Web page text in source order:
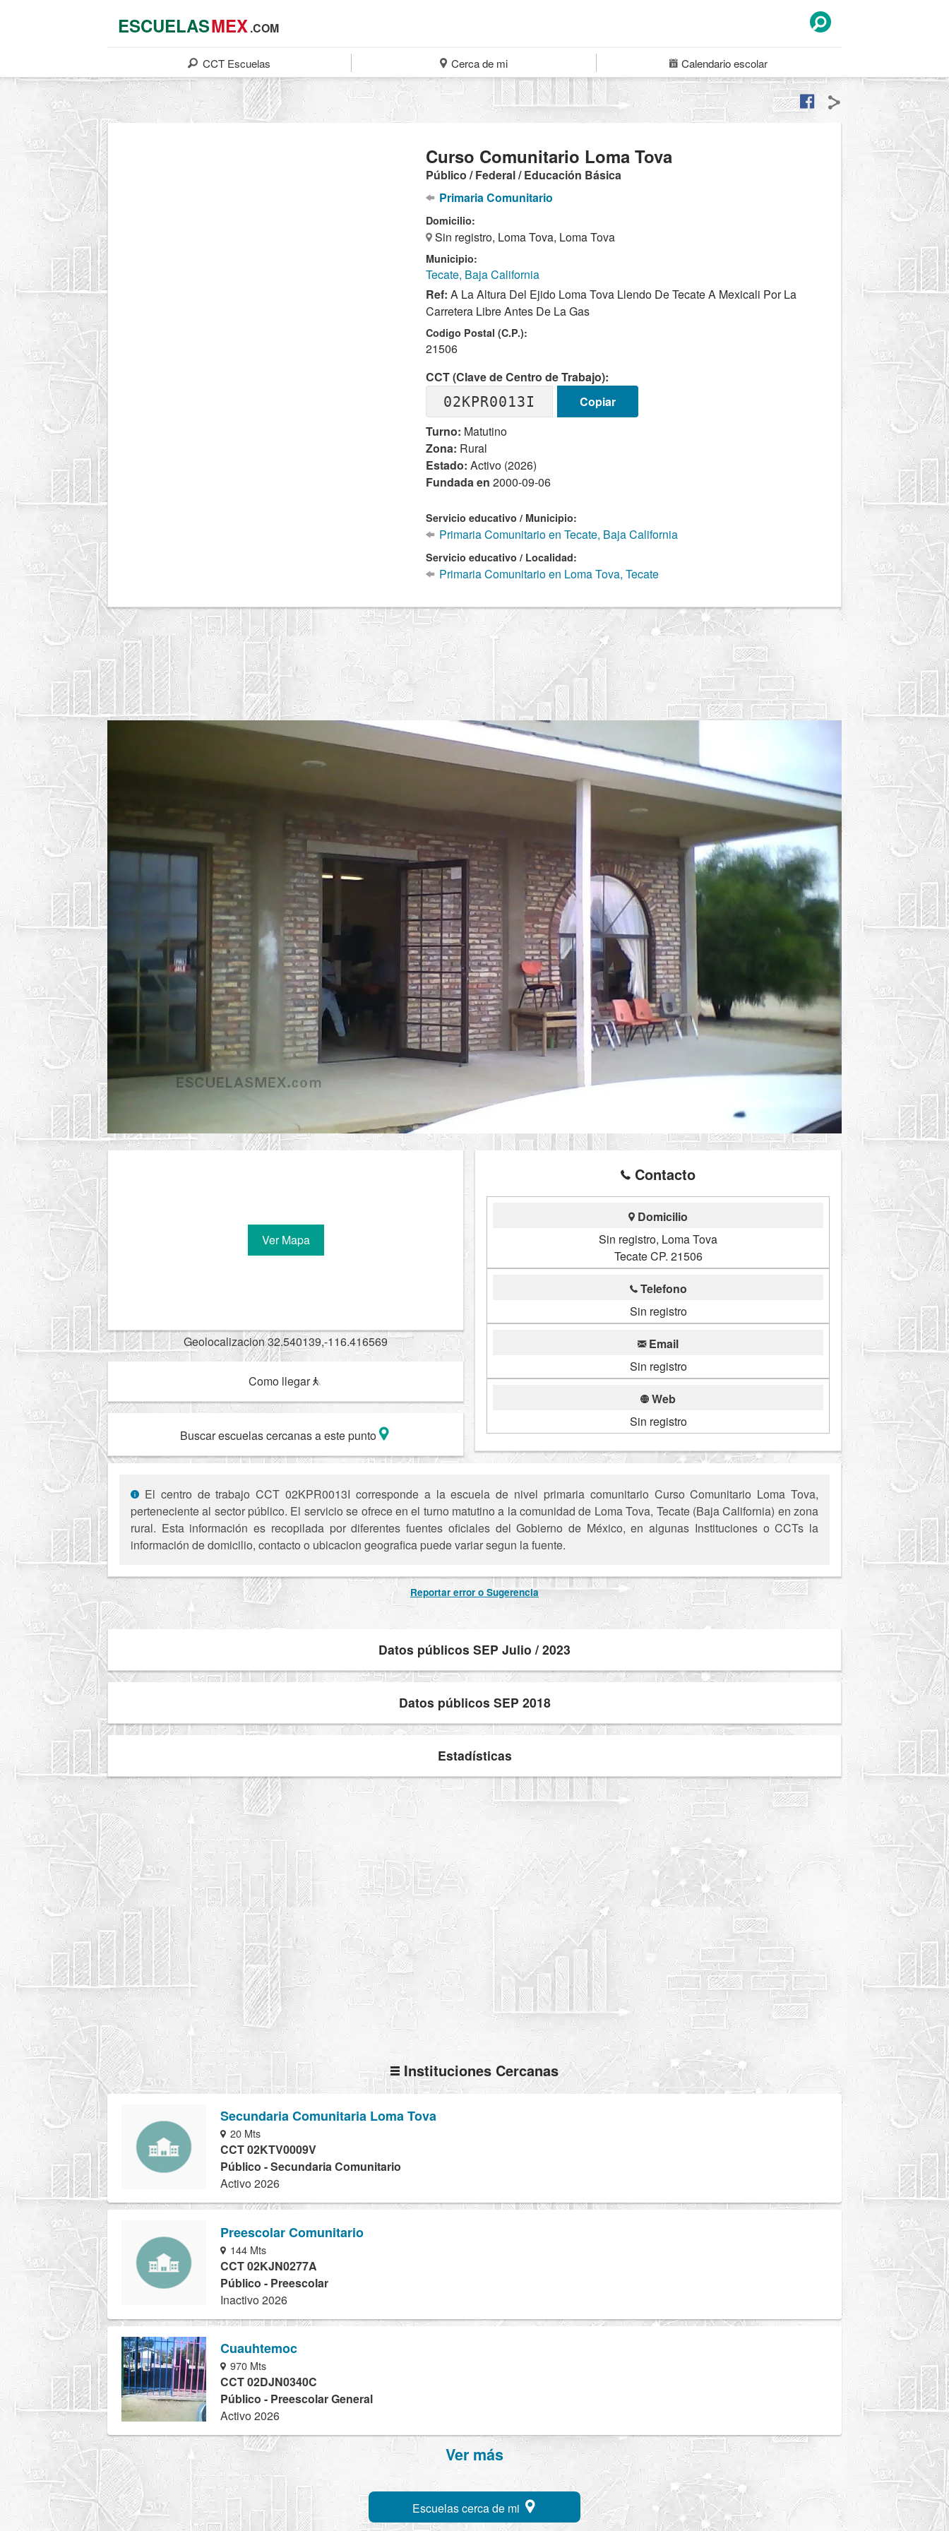
ESCUELASMEX.COM
CCT Escuelas Cerca de mi Calendarioescolar
Curso Comunitario Loma Tova
Público / Federal / Educación Básica
Primaria Comunitario
Domicilio:
Sin registro, Loma Tova, Loma Tova
Municipio:
Tecate, Baja California
Ref: A La Altura Del Ejido Loma Tova Llendo De Tecate A Mexicali Por La
Carretera Libre Antes De La Gas
Codigo Postal (C.P.):
21506
CCT (Clave de Centro de Trabajo):
02KPR0013I
Copiar
Turno: Matutino
Zona: Rural
Estado: Activo (2026)
Fundada en2000-09-06
Servicio educativo / Municipio:
Primaria Comunitario en Tecate, Baja California
Servicio educativo / Localidad:
Primaria Comunitario en Loma Tova, Tecate
Ver Mapa
Geolocalizacion 32.540139,-116.416569
Como llegar
Buscar escuelas cercanas a este punto
Contacto
Domicilio
Sin registro, Loma Tova
Tecate CP. 21506
Telefono
Sin registro
Email
Sin registro
Web
Sin registro
El centro de trabajo CCT 02KPR0013I corresponde a la escuela de nivel primaria comunitario Curso Comunitario Loma Tova,
perteneciente al sector público. El servicio se ofrece en el turno matutino a la comunidad de Loma Tova, Tecate (Baja California) en zona
rural. Esta información es recopilada por diferentes fuentes oficiales del Gobierno de México, en algunas Instituciones o CCTs la
información de domicilio, contacto o ubicacion geografica puede variar segun la fuente.
Reportar error o Sugerencia
Datos públicos SEP Julio / 2023
Datos públicos SEP 2018
Estadísticas
Instituciones Cercanas
Secundaria Comunitaria Loma Tova
20 Mts
CCT 02KTV0009V
Público - Secundaria Comunitario
Activo 2026
Preescolar Comunitario
144 Mts
CCT 02KJN0277A
Público - Preescolar
Inactivo 2026
Cuauhtemoc
970 Mts
CCT 02DJN0340C
Público - Preescolar General
Activo 2026
Ver más
Escuelas cerca de mi